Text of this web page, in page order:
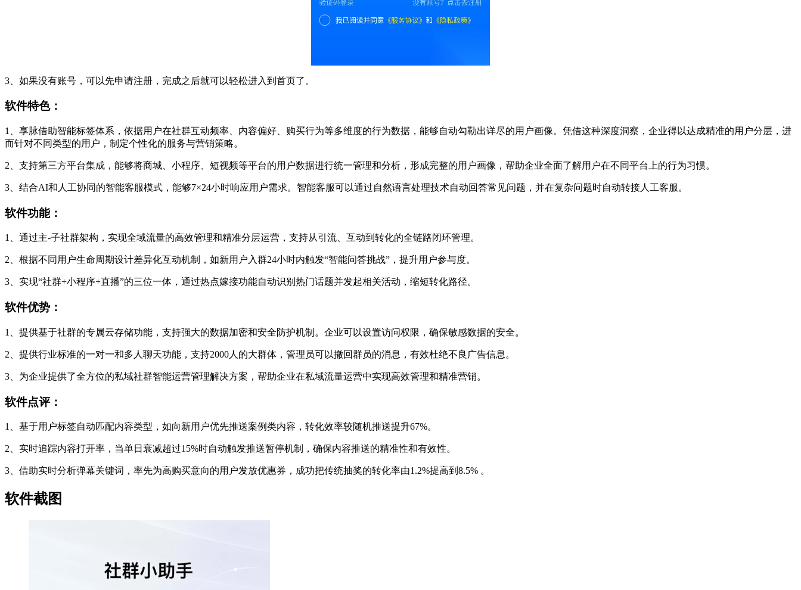
3、如果没有账号，可以先申请注册，完成之后就可以轻松进入到首页了。
软件特色：
1、享脉借助智能标签体系，依据用户在社群互动频率、内容偏好、购买行为等多维度的行为数据，能够自动勾勒出详尽的用户画像。凭借这种深度洞察，企业得以达成精准的用户分层，进
而针对不同类型的用户，制定个性化的服务与营销策略。
2、支持第三方平台集成，能够将商城、小程序、短视频等平台的用户数据进行统一管理和分析，形成完整的用户画像，帮助企业全面了解用户在不同平台上的行为习惯。
3、结合AI和人工协同的智能客服模式，能够7×24小时响应用户需求。智能客服可以通过自然语言处理技术自动回答常见问题，并在复杂问题时自动转接人工客服。
软件功能：
1、通过主-子社群架构，实现全域流量的高效管理和精准分层运营，支持从引流、互动到转化的全链路闭环管理。
2、根据不同用户生命周期设计差异化互动机制，如新用户入群24小时内触发“智能问答挑战”，提升用户参与度。
3、实现“社群+小程序+直播”的三位一体，通过热点嫁接功能自动识别热门话题并发起相关活动，缩短转化路径。
软件优势：
1、提供基于社群的专属云存储功能，支持强大的数据加密和安全防护机制。企业可以设置访问权限，确保敏感数据的安全。
2、提供行业标准的一对一和多人聊天功能，支持2000人的大群体，管理员可以撤回群员的消息，有效杜绝不良广告信息。
3、为企业提供了全方位的私域社群智能运营管理解决方案，帮助企业在私域流量运营中实现高效管理和精准营销。
软件点评：
1、基于用户标签自动匹配内容类型，如向新用户优先推送案例类内容，转化效率较随机推送提升67%。
2、实时追踪内容打开率，当单日衰减超过15%时自动触发推送暂停机制，确保内容推送的精准性和有效性。
3、借助实时分析弹幕关键词，率先为高购买意向的用户发放优惠券，成功把传统抽奖的转化率由1.2%提高到8.5% 。
软件截图